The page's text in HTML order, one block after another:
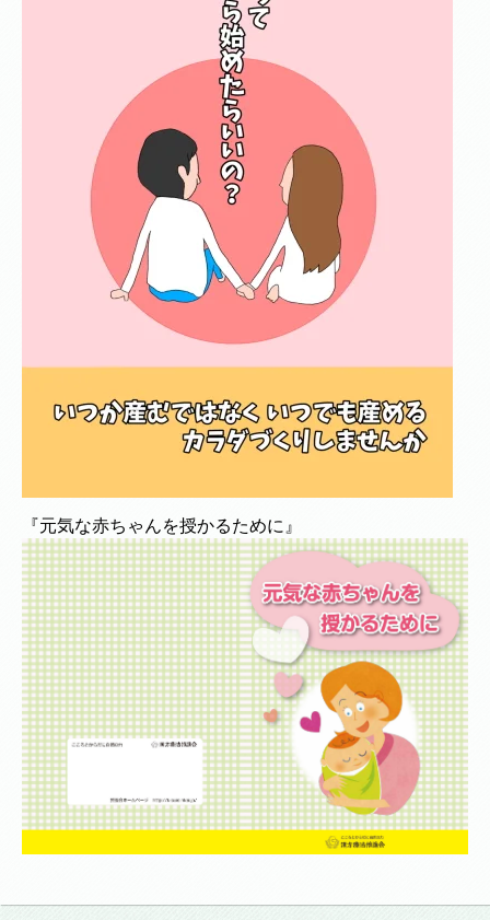
『元気な赤ちゃんを授かるために』